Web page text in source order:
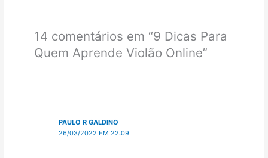
14 comentários em “9 Dicas Para
Quem Aprende Violão Online”
PAULO R GALDINO
26/03/2022 EM 22:09